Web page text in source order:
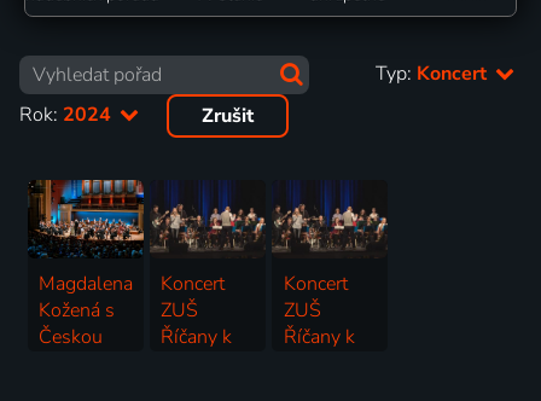
Typ: Koncert
Rok: 2024 Zrušit
Magdalena
Kožená s
Českou
Koncert
ZUŠ
Říčany k
Koncert
ZUŠ
Říčany k